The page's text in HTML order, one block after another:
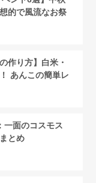
的で風流なお祭
作り方】白米・
あんこの簡単レ
一面のコスモス
とめ